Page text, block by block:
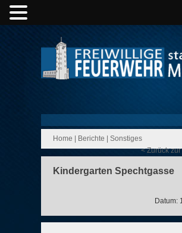
Home Berichte
Sonstiges
< Zurück
Kindergarten Spechtgasse
Datum: